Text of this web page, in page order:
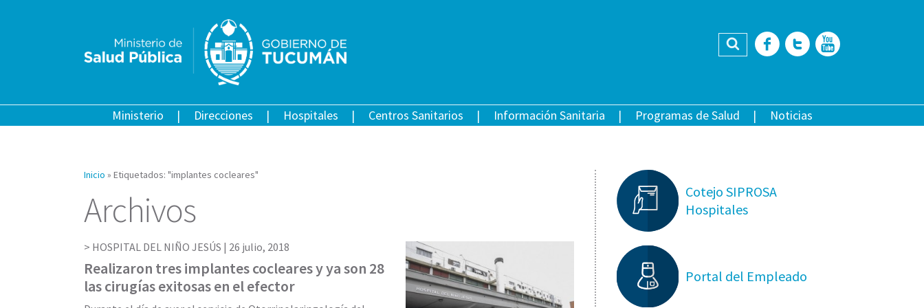
Buscar Facebook
Twitter
Ministerio Direcciones Hospitales Centros Sanitarios Información Sanitaria Programas de Salud Noticias
Inicio » Etiquetados: "implantes cocleares"
Archivos
HOSPITAL DEL NIÑO JESÚS | 26 julio, 2018
Realizaron tres implantes cocleares y ya son 28
las cirugías exitosas en el efector
Cotejo SIPROSA
Hospitales
Portal del Empleado